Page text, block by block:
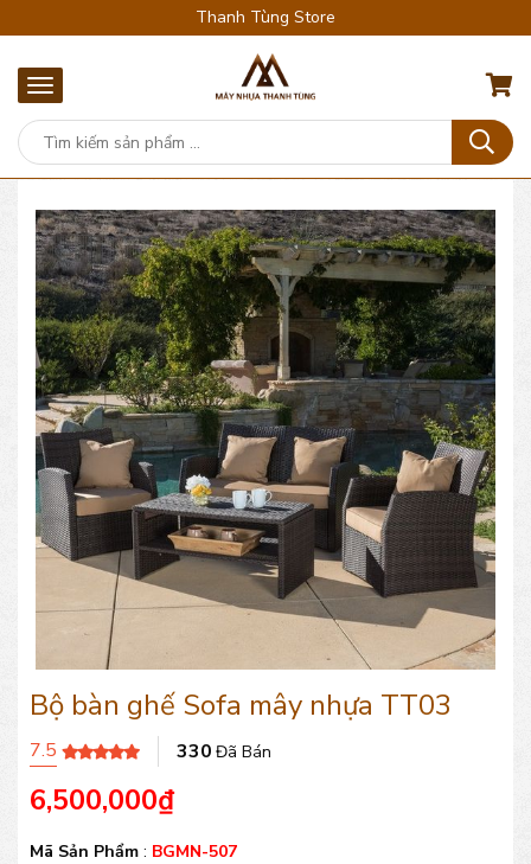
Thanh Tùng Store
Bộ bàn ghế Sofa mây nhựa TT03
7.5 330 Đã Bán
6,500,000₫
Mã Sản Phẩm : BGMN-507